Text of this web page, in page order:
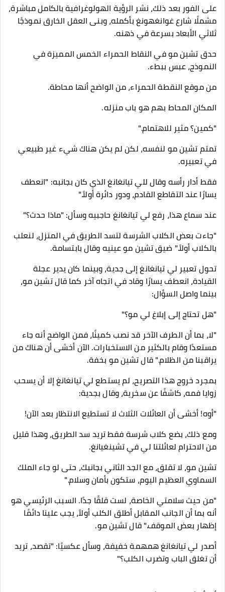
على الفور بعد ذلك، نشر الرؤية الهولوغرافية بالكامل مباشرة،
مشملًا شارع غوانغهونغ بأكمله، وبنى العقل الخارق نموذجًا
ثلاثي الأبعاد بسرعة في ذهنه.
حدق تشين مو في النقاط الحمراء الخمس المميزة في
النموذج، عبس ببطء.
من موقع النقطة الحمراء، من الواضح أنها محاطة.
المكان المحاط بهم هو باب منزله.
"كمين؟ مثير للاهتمام."
تمتم تشين مو لنفسه، لكن لم يكن هناك شيء غير طبيعي
في تعبيره.
فقط أدار رأسه وقال للي تيانغانغ الذي كان بجانبه: "انعطف
يسارًا عند التقاطع القادم، ودور دائرة أولاً."
عند سماع هذا، رفع لي تيانغانغ حاجبيه وسأل: "ماذا حدث؟"
"جاءت بعض الكلاب الشرسة لتسد الطريق في المنزل، لنعلب
بالكلاب أولاً." ضيق تشين مو عينيه وقال بابتسامة.
تحول تعبير لي تيانغانغ إلى جدية، وبينما كان يدير عجلة
القيادة، انعطف يسارًا وقاد في اتجاه آخر كما قال تشين مو،
بينما واصل السؤال:
"هل تحتاج إلى إبلاغ لي مو؟"
"لا، بما أن الطرف الآخر قد نصب كمينًا، فمن الواضح أنه جاء
مستعدًا وقام بالكثير من الاستخبارات. الآن أخشى أن هناك من
يراقبنا من الظلام." قال تشين مو بخفة.
بمجرد خروج هذا التصريح، لم يستطع لي تيانغانغ إلا أن يسحب
زوايا فمه، كاشفًا عن سخرية، وقال بجدية:
"أوه! أخشى أن العائلات الثلاث لا تستطيع الانتظار بعد الآن!
ومع ذلك، بضع كلاب شرسة فقط تريد سد الطريق، وهذا قليل
من الاحترام لعائلتنا لي في تشينغيانغ.
تشين مو، لا تقلق، مع الجد الثاني بجانبك، حتى لو جاء الملك
السماوي العظيم اليوم، ستكون بأمان وسلام."
"من حيث سلامتي الخاصة، لست قلقًا جدًا. السبب الرئيسي هو
أنه بما أن الجانب المقابل أطلق الكلب أولاً، يجب علينا دائمًا
إظهار بعض الموقف." قال تشين مو.
أصدر لي تيانغانغ همهمة خفيفة، وسأل عكسيًا: "تقصد، تريد
أن تغلق الباب وتضرب الكلب؟"